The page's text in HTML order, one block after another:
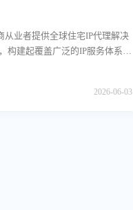
从业者提供全球住宅IP代理解决
建起覆盖广泛的IP服务体系，
带网络。这些IP地址由各地网
服务提供商）信息，能够呈现与
2026-06-03